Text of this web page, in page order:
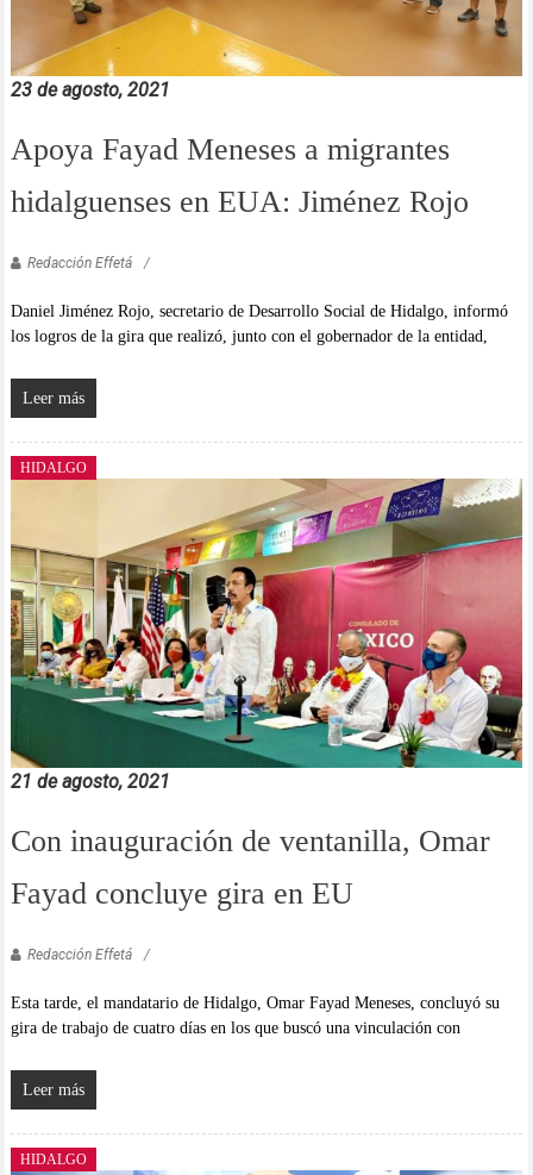
23 de agosto, 2021
Apoya Fayad Meneses a migrantes
hidalguenses en EUA: Jiménez Rojo
Redacción Effetá
Daniel Jiménez Rojo, secretario de Desarrollo Social de Hidalgo, informó
los logros de la gira que realizó, junto con el gobernador de la entidad,
Leer más
HIDALGO
21 de agosto, 2021
Con inauguración de ventanilla, Omar
Fayad concluye gira en EU
Redacción Effetá
Esta tarde, el mandatario de Hidalgo, Omar Fayad Meneses, concluyó su
gira de trabajo de cuatro días en los que buscó una vinculación con
Leer más
HIDALGO